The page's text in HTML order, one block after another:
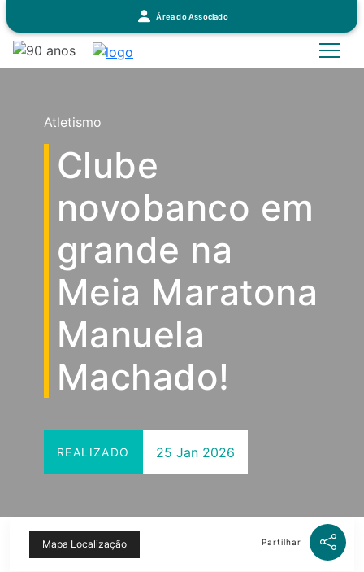
Área do Associado
Atletismo
Clube
novobanco em
grande na
Meia Maratona
Manuela
Machado!
REALIZADO 25 Jan 2026
Mapa Localização Partilhar